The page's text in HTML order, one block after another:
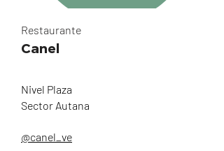
Restaurante
Canel
Nivel Plaza
Sector Autana
@canel_ve